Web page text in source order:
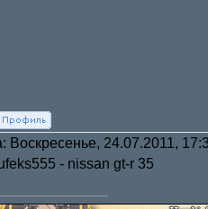
Воскресенье, 24.07.2011,
- nissan gt-r 35